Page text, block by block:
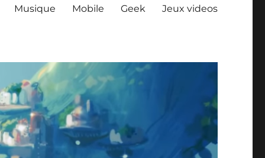
Musique Mobile Geek Jeux videos